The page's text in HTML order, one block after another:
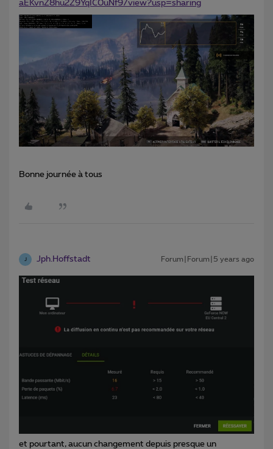
aEKvnZ8hu2Z9YqIC0uNf9/view?usp=sharing
Bonne journée à tous
J Jph.Hoffstadt Forum|Forum|5 years ago
et pourtant, aucun changement depuis presque un